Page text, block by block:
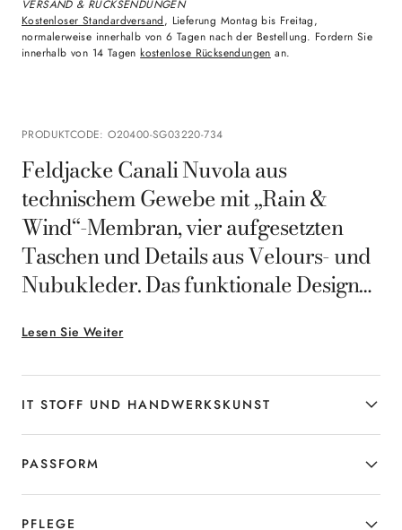
VERSAND & RÜCKSENDUNGEN
Kostenloser Standardversand, Lieferung Montag bis Freitag,
normalerweise innerhalb von 6 Tagen nach der Bestellung. Fordern Sie
innerhalb von 14 Tagenkostenlose Rücksendungen an.
PRODUKTCODE:O20400-SG03220-734
Lesen Sie Weiter
Feldjacke Canali Nuvola aus
technischem Gewebe mit „Rain &
Wind“-Membran, vier aufgesetzten
Taschen und Details aus Velours- und
Nubukleder. Das funktionale Design
innenliegendem Kordelzug sorgt für
eine flexible Passform und
dynamischen Komfort. Eine vielseitige
und robuste Outerwear für den Mann,
der den Alltag mit Eleganz und
zeitgenössischem Stil meistert.
IT STOFF UND HANDWERKSKUNST
PASSFORM
PFLEGE